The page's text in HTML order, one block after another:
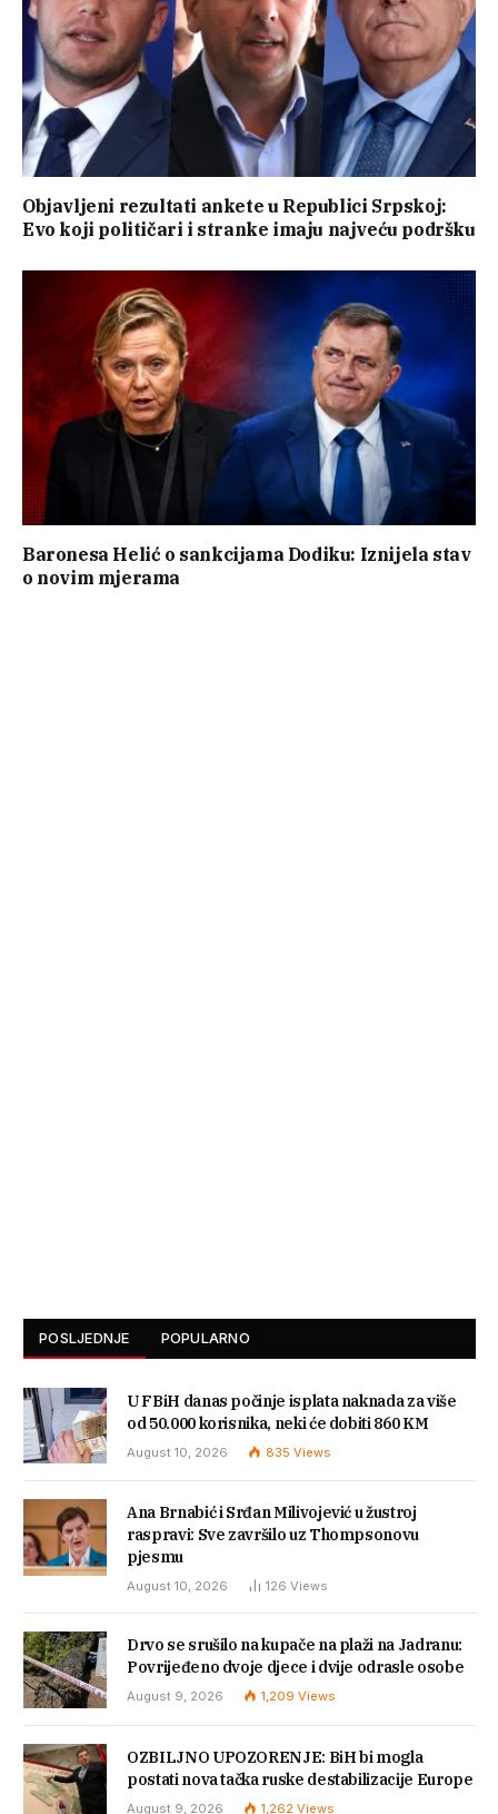
Objavljeni rezultati ankete u Republici Srpskoj:
Evo koji političari i stranke imaju najveću podršku
Baronesa Helić o sankcijama Dodiku: Iznijela stav
o novim mjerama
POSLJEDNJE POPULARNO
U FBiH danas počinje isplata naknada za više
od 50.000 korisnika, neki će dobiti 860 KM
August 10, 2026 835 Views
Ana Brnabić i Srđan Milivojević u žustroj
raspravi: Sve završilo uz Thompsonovu
pjesmu
August 10, 2026 126 Views
Drvo se srušilo na kupače na plaži na Jadranu:
Povrijeđeno dvoje djece i dvije odrasle osobe
August 9, 2026 1,209 Views
OZBILJNO UPOZORENJE: BiH bi mogla
postati nova tačka ruske destabilizacije Europe
August 9, 2026 1,262 Views